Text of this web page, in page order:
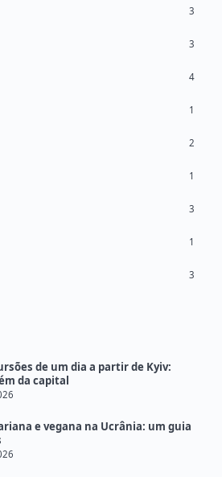
3
3
4
1
2
1
3
1
3
de um dia a partir de Kyiv:
da capital
e vegana na Ucrânia: um guia